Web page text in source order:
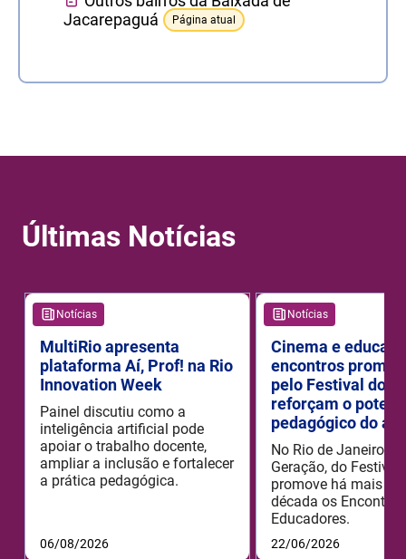
Jacarepaguá
Página atual
Últimas Notícias
Notícias
MultiRio apresenta
plataforma Aí, Prof! na Rio
Innovation Week
Painel discutiu como a
inteligência artificial pode
apoiar o trabalho docente,
ampliar a inclusão e fortalecer
a prática pedagógica.
06/08/2026
Notícias
Cinema e
encontros
pelo Festival do
reforçam o
pedagógico do
No Rio de Janeiro, o
Geração, do Festival
promove há mais de
década os
Educadores.
22/06/2026